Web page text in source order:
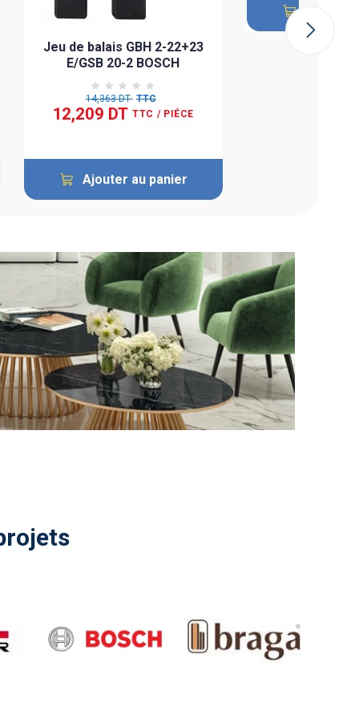
Jeu de balais GBH 2-22+23
E/GSB 20-2 BOSCH
14,363 DT TTC
12,209 DT TTC / PIÉCE
Ajouter au panier